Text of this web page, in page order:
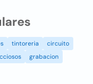
tintoreria
circuito
grabacion